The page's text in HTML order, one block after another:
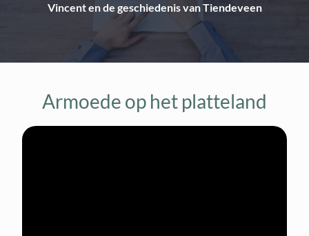
Vincent en de geschiedenis van Tiendeveen
Armoede op het platteland